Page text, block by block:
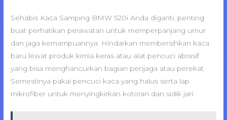
Sehabis Kaca Samping BMW 520i Anda diganti, penting
buat perhatikan perawatan untuk memperpanjang umur
dan jaga kemampuannya. Hindarkan membersihkan kaca
baru lewat produk kimia keras atau alat pencuci abrasif
yang bisa menghancurkan bagian penjaga atau perekat.
Semestinya pakai pencuci kaca yang halus serta lap
mikrofiber untuk menyingkirkan kotoran dan sidik jari.